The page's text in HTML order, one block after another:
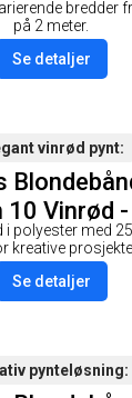
bredder
på 2 meter.
Se detaljer
vinrød pynt
10 Vinrød
i polyester med
kreative
Se detaljer
pynteløsning